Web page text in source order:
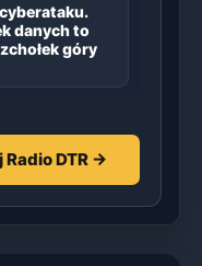
danych to
góry
DTR →